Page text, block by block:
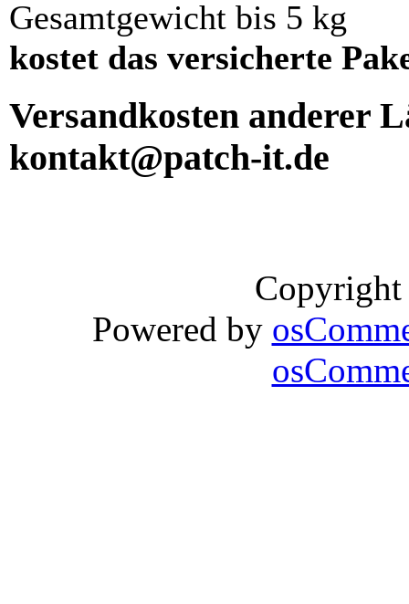
Gesamtgewicht bis 5 kg
kostet das versicherte
Versandkosten anderer
kontakt@patch-it.de
Powered by